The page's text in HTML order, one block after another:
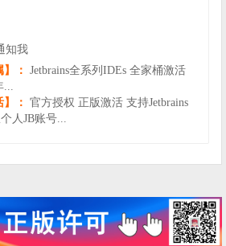
知我
： Jetbrains全系列IDEs 全家桶激活
： 官方授权 正版激活 支持Jetbrains
人JB账号...